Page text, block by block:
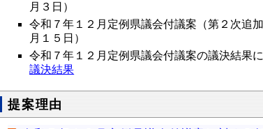
月３日）
令和７年１２月定例県議会付議案（第２次追
月１５日）
令和７年１２月定例県議会付議案の議決結果
議決結果
提案理由